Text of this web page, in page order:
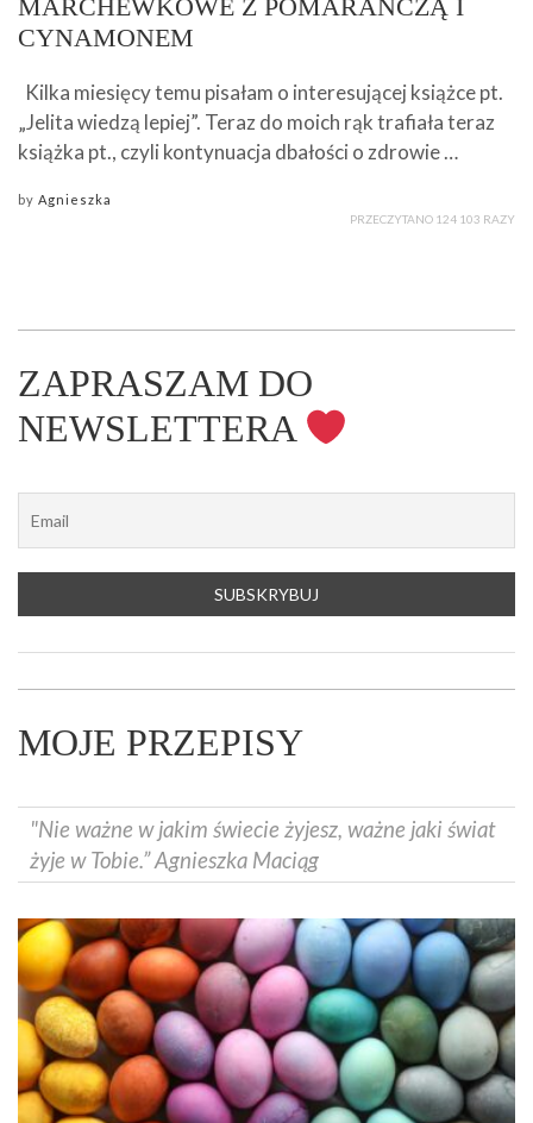
MARCHEWKOWE Z POMARAŃCZĄ I
CYNAMONEM
Kilka miesięcy temu pisałam o interesującej książce pt.
„Jelita wiedzą lepiej”. Teraz do moich rąk trafiała teraz
książka pt., czyli kontynuacja dbałości o zdrowie …
by Agnieszka
PRZECZYTANO 124 103 RAZY
ZAPRASZAM DO
NEWSLETTERA
MOJE PRZEPISY
"Nie ważne w jakim świecie żyjesz, ważne jaki świat
żyje w Tobie.” Agnieszka Maciąg